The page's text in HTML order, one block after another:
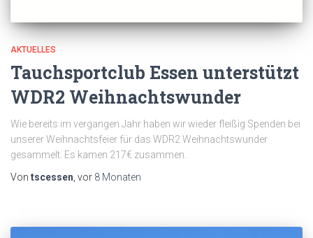
AKTUELLES
Tauchsportclub Essen unterstützt
WDR2 Weihnachtswunder
Wie bereits im vergangen Jahr haben wir wieder fleißig Spenden bei
unserer Weihnachtsfeier für das WDR2 Weihnachtswunder
gesammelt. Es kamen 217€ zusammen.
Von tscessen , vor 8 Monaten